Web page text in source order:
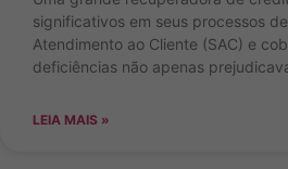
significativos em seus processos
Atendimento ao Cliente (SAC) e
deficiências não apenas
LEIA MAIS »